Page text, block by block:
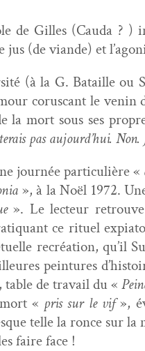
de Gilles (Cau­da ? )
(de viande) et
(à la G. Bataille
cor­us­cant le
la mort sous ses
pas aujourd’hui.
journée par­ti­c­ulière «
», à la Noël 1972.
». Le lecteur retrou­ve
ce rit­uel
recréa­tion, qu’il
pein­tures
table de tra­vail du «
« pris sur le vif»,
telle la ronce sur la
faire face !